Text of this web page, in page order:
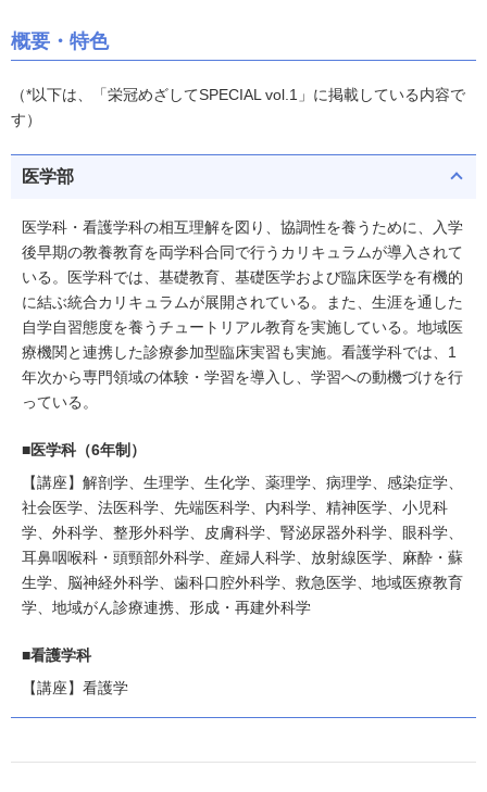
概要・特色
（*以下は、「栄冠めざしてSPECIAL vol.1」に掲載している内容で
す）
医学部
医学科・看護学科の相互理解を図り、協調性を養うために、入学
後早期の教養教育を両学科合同で行うカリキュラムが導入されて
いる。医学科では、基礎教育、基礎医学および臨床医学を有機的
に結ぶ統合カリキュラムが展開されている。また、生涯を通した
自学自習態度を養うチュートリアル教育を実施している。地域医
療機関と連携した診療参加型臨床実習も実施。看護学科では、1
年次から専門領域の体験・学習を導入し、学習への動機づけを行
っている。
■医学科（6年制）
【講座】解剖学、生理学、生化学、薬理学、病理学、感染症学、
社会医学、法医科学、先端医科学、内科学、精神医学、小児科
学、外科学、整形外科学、皮膚科学、腎泌尿器外科学、眼科学、
耳鼻咽喉科・頭頸部外科学、産婦人科学、放射線医学、麻酔・蘇
生学、脳神経外科学、歯科口腔外科学、救急医学、地域医療教育
学、地域がん診療連携、形成・再建外科学
■看護学科
【講座】看護学